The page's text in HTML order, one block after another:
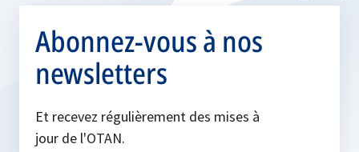
Abonnez-vous à nos
newsletters
Et recevez régulièrement des mises à
jour de l'OTAN.